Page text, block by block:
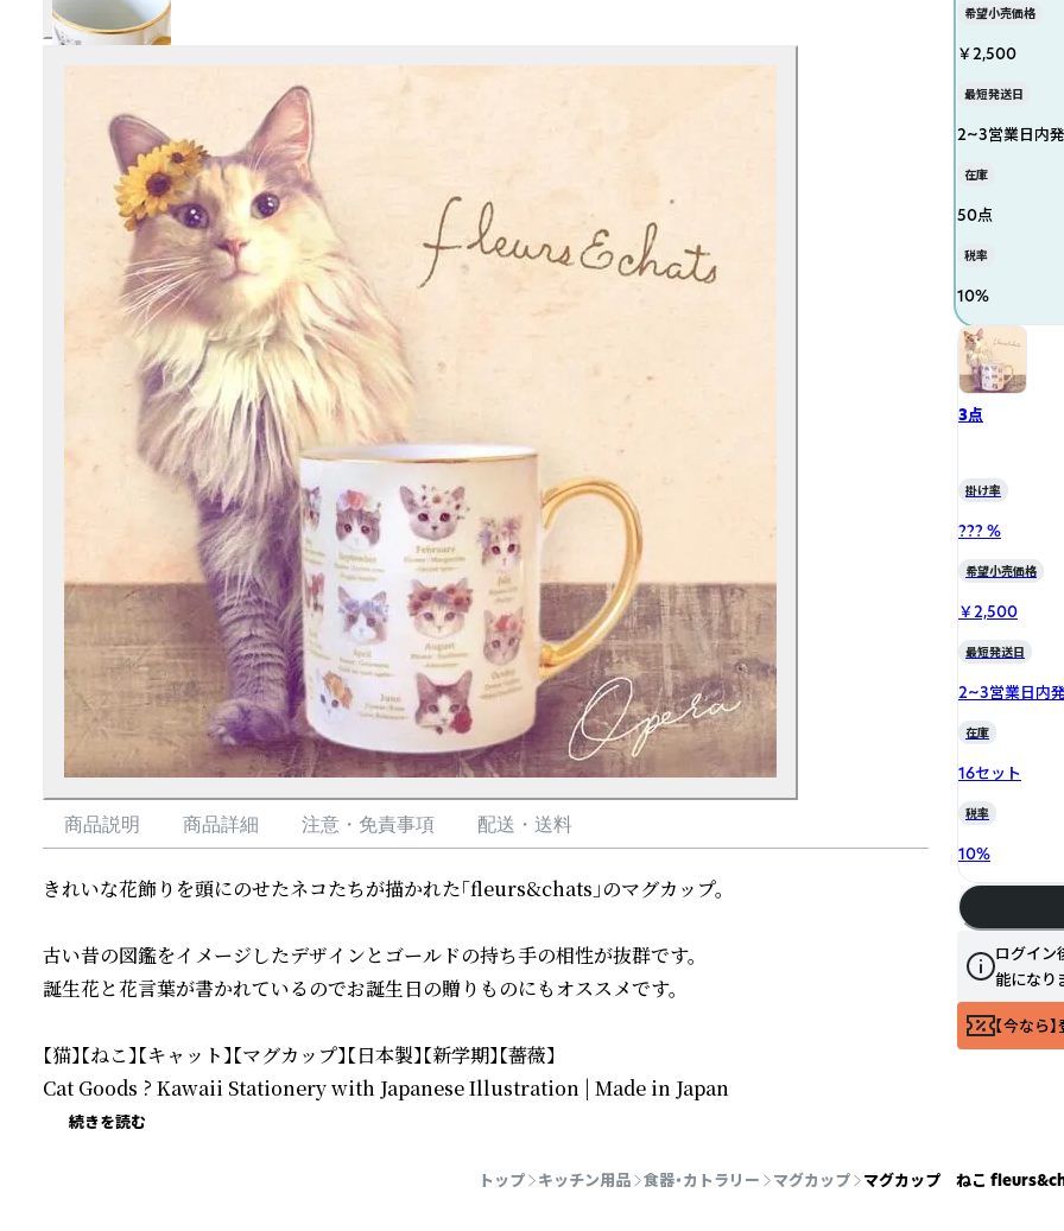
商品説明 商品詳細 注意・免責事項 配送・送料
きれいな花飾りを頭にのせたネコたちが描かれた「fleurs&chats」のマグカップ。
古い昔の図鑑をイメージしたデザインとゴールドの持ち手の相性が抜群です。
誕生花と花言葉が書かれているのでお誕生日の贈りものにもオススメです。
【猫】【ねこ】【キャット】【マグカップ】【日本製】【新学期】【薔薇】
Cat Goods ? Kawaii Stationery with Japanese Illustration | Made in Japan
続きを読む
希望小売価格
￥2,500
最短発送日
2~3営業日内
在庫
50点
税率
10%
3点
掛け率
??? %
希望小売価格
￥2,500
最短発送日
2~3営業日内
在庫
16セット
税率
10%
ログイン
能になり
【今なら
トップ キッチン用品 食器・カトラリー マグカップ マグカップ ねこ